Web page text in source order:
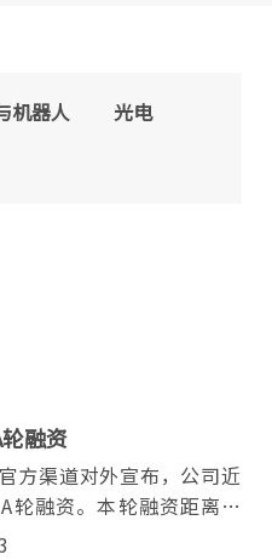
机器人
光电
融资
方渠道对外宣布，公司近
轮融资。本轮融资距离今
融资仅间隔三个月，企